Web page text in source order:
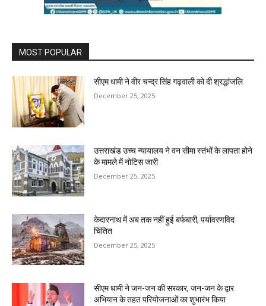
MOST POPULAR
सीएम धामी ने वीर चन्द्र सिंह गढ़वाली को दी श्रद्धांजलि
December 25, 2025
उत्तराखंड उच्च न्यायालय ने वन सीमा स्तंभों के लापता होने
के मामले में नोटिस जारी
December 25, 2025
केदारनाथ में अब तक नहीं हुई बर्फबारी, पर्यावरणविद
चिंतित
December 25, 2025
सीएम धामी ने जन-जन की सरकार, जन-जन के द्वार
अभियान के तहत परियोजनाओं का शुभारंभ किया